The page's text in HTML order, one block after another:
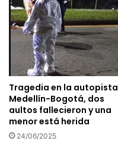
Tragedia en la autopista
Medellín-Bogotá, dos
aultos fallecieron y una
menor está herida
24/06/2025